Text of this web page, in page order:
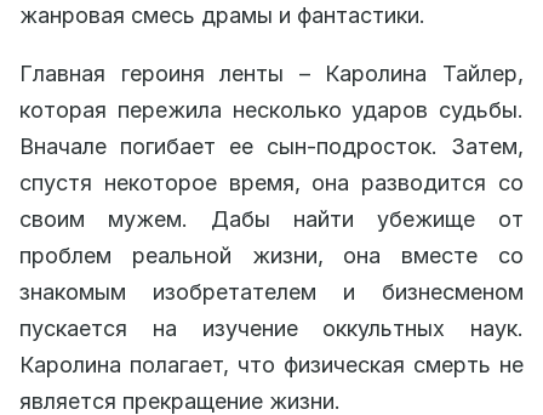
жанровая смесь драмы и фантастики.
Главная героиня ленты – Каролина Тайлер,
которая пережила несколько ударов судьбы.
Вначале погибает ее сын-подросток. Затем,
спустя некоторое время, она разводится со
своим мужем. Дабы найти убежище от
проблем реальной жизни, она вместе со
знакомым изобретателем и бизнесменом
пускается на изучение оккультных наук.
Каролина полагает, что физическая смерть не
является прекращение жизни.